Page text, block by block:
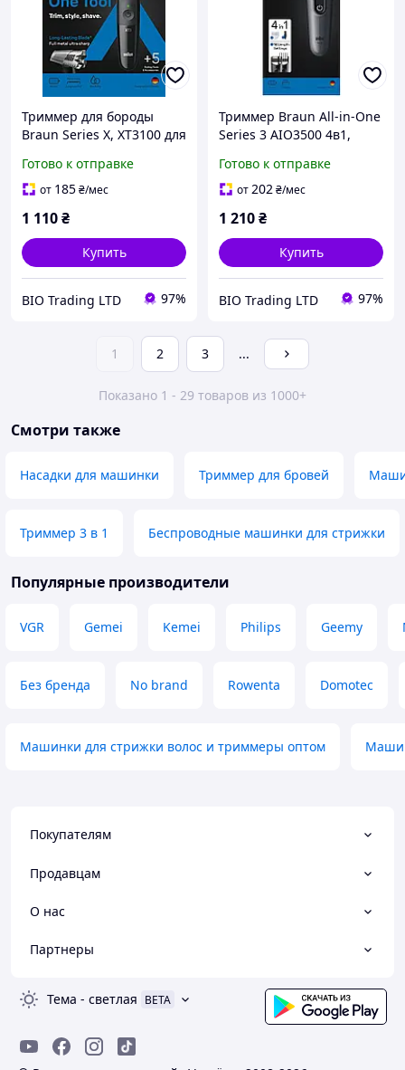
Триммер для бороды
Braun Series X, XT3100 для
03368
Готово к отправке
от 185₴/мес
1 110₴
Купить
BIO Trading LTD 97%
Триммер Braun All-in-One
Series 3 AIO3500 4в1,
Готово к отправке
от202₴/мес
1 210₴
Купить
BIO Trading LTD 97%
1 2 3 ...
Показано 1 - 29 товаров из 1000+
Смотри также
Насадки для машинки Триммер для бровей
Триммер 3 в 1 Беспроводные машинки для стрижки
Популярные производители
VGR Gemei Kemei Philips Geemy
Без бренда No brand Rowenta Domotec
Машинки для стрижки волос и триммеры оптом
Покупателям
Продавцам
О нас
Партнеры
Тема - светлая BETA